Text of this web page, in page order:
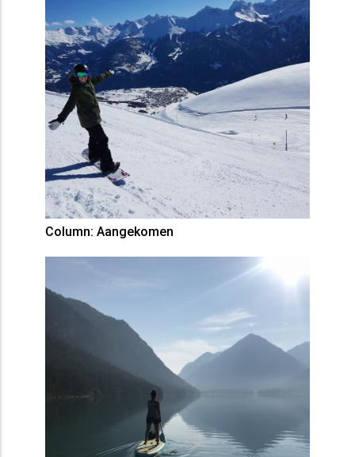
Column: Aangekomen